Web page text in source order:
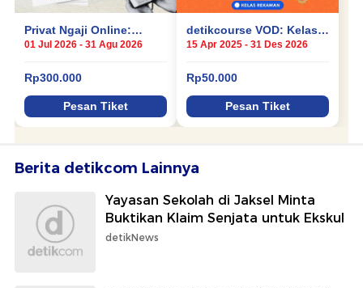
Berita detikcom Lainnya
Yayasan Sekolah di Jaksel Minta
Buktikan Klaim Senjata untuk Ekskul
detikNews